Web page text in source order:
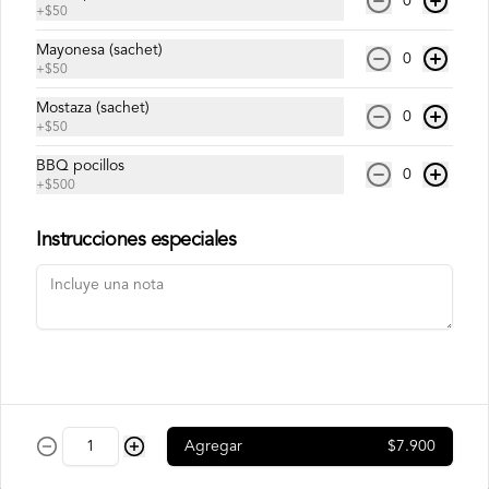
Roll relleno de salmón, camarón, queso
crema y plata, envuelto en laminas de
Korean Roll
$8.500
+$50
Mayonesa (sachet)
+$50
0
Mostaza (sachet)
+$50
0
BBQ pocillos
+$500
0
Instrucciones especiales
Agregar $7.900